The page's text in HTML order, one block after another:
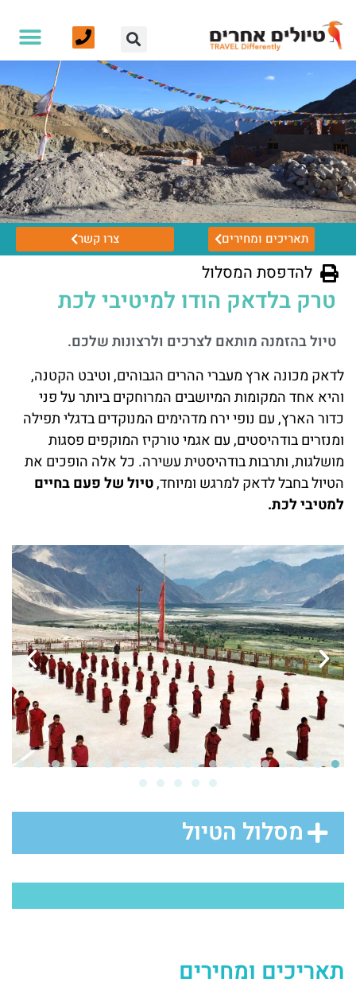
תאריכים ומחירים צרו קשר
להדפסת המסלול
טרק בלדאק הודו למיטיבי לכת
טיול בהזמנה מותאם לצרכים ולרצונות שלכם.
לדאק מכונה ארץ מעברי ההרים הגבוהים, וטיבט הקטנה,
והיא אחד המקומות המיושבים המרוחקים ביותר על פני
כדור הארץ, עם נופי ירח מדהימים המנוקדים בדגלי תפילה
ומנזרים בודהיסטים, עם אגמי טורקיז המוקפים פסגות
מושלגות, ותרבות בודהיסטית עשירה. כל אלה הופכים את
הטיול בחבל לדאק למרגש ומיוחד,טיול של פעם בחיים
למטיבי לכת.
מסלול הטיול
תאריכים ומחירים